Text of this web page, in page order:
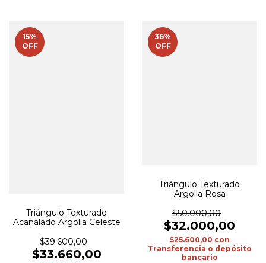
15%
OFF
Triángulo Texturado
Acanalado Argolla Celeste
$39.600,00
$33.660,00
36%
OFF
Triángulo Texturado
Argolla Rosa
$50.000,00
$32.000,00
$25.600,00 con
Transferencia o depósito
bancario